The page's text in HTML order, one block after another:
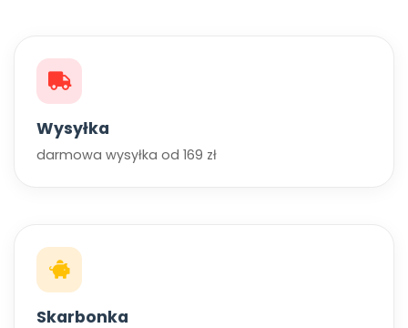
Wysyłka
darmowa wysyłka od 169 zł
Skarbonka